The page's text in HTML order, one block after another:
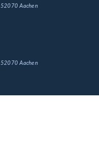
52070 Aachen
52070 Aachen